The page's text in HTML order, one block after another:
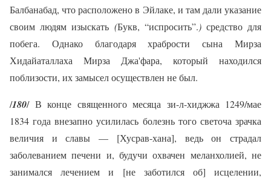
Балбанабад, что расположено в Эйлаке, и там дали указание
своим людям изыскать (Букв, “испросить”.) средство для
побега. Однако благодаря храбрости сына Мирза
Хидайаталлаха Мирза Джа'фара, который находился
поблизости, их замысел осуществлен не был.
/180/ В конце священного месяца зи-л-хиджжа 1249/мае
1834 года внезапно усилилась болезнь того светоча зрачка
величия и славы — [Хусрав-хана], ведь он страдал
заболеванием печени и, будучи охвачен меланхолией, не
занимался лечением и [не заботился об] исцелении,